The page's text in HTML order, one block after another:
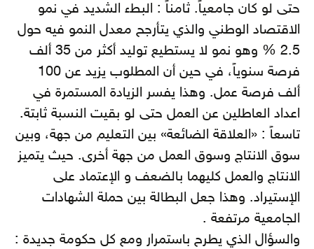
حتى لو كان جامعياً. ثامناً : البطء الشديد في نمو
الاقتصاد الوطني والذي يتأرجح معدل النمو فيه حول
2.5 % وهو نمو لا يستطيع توليد أكثر من 35 ألف
فرصة سنوياً، في حين أن المطلوب يزيد عن 100
ألف فرصة عمل. وهذا يفسر الزيادة المستمرة في
اعداد العاطلين عن العمل حتى لو بقيت النسبة ثابتة.
تاسعاً : «العلاقة الضائعة» بين التعليم من جهة، وبين
سوق الانتاج وسوق العمل من جهة أخرى. حيث يتميز
الانتاج والعمل كليهما بالضعف و الإعتماد على
الإستيراد. وهذا جعل البطالة بين حملة الشهادات
الجامعية مرتفعة .
والسؤال الذي يطرح باستمرار ومع كل حكومة جديدة :